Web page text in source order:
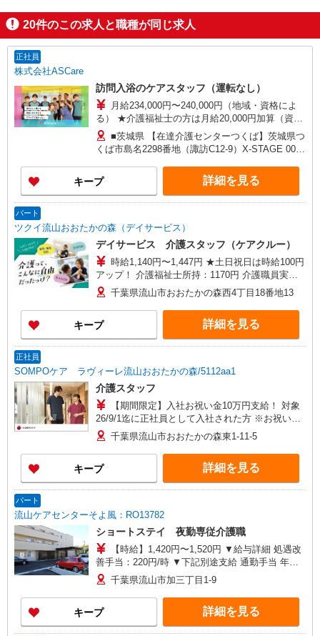
20件のこの求人と職種が同じ求人
正社員
株式会社ASCare
訪問入浴のケアスタッフ（運転なし）
月給234,000円〜240,000円（地域・資格によ
る） ★介護福祉士の方は月給20,000円加算（資格
手当） 別途交通費支給（30,000円上限／月） 別途
残業手当（月平均残業時間15時間）残業代全額支
給
■茨城県 【在達介護センターつくば】茨城県つ
くば市島名2298番地（諏訪C12-9）X-STAGE 001
山市南流山四丁目6番地15 張替ビル101号室 【在
宅介護センター東船橋】千葉県船橋市薬円台四丁
目14番地8 ソフィー田園 2階 【在宅介護センタ
介護センター市川】千葉県市川市市川南三丁目13
番地2 サンライズ鈴木102号室 ■埼玉県 【三郷営
業所】埼玉県三郷市早稲田三丁目7番1号 パーク
サイド早稲田III1階102号室
キープ 詳細を見る
パート
ツクイ流山おおたかの森（デイサービス）
デイサービス 介護スタッフ（ケアクルー）
時給1,140円〜1,447円 ★土日祝日は時給100円
アップ！ 介護福祉士所持：1170円 介護職員実務
者研修所持：1160円 ※給与幅は資格・経験等によ
る
千葉県流山市おおたかの森西4丁目18番地13
キープ 詳細を見る
正社員
SOMPOケア ラヴィーレ流山おおたかの森/5112aa1
介護スタッフ
【期間限定】入社お祝い金10万円支給！ 対象
26/9/1迄に正社員として入社された方 ※お祝い金
は入社後3か月目の給与で支給、その他詳細は面接
時にご案内します 【介護福祉士】月給285,800円
／年収例384万円〜 【実務者研修】月給256,000円
／年収例345万円〜 【初任者研修・無資格】月給
247,200円／年収例334万円〜 ※職務手当、働きが
（月平均5回分）等、毎月平均的に支払われる手当
を含む ※介護福祉士のみ、特別職務手当も含む ◎
残業時は別途時間外手当支給（超過1分〜） ◎賞
与 基本給2.08ヶ月分/年支給
千葉県流山市おおたかの森東1-11-5
キープ 詳細を見る
パート
流山ケアセンターそよ風：RO13782
ショートステイ 夜勤専従介護職
【時給】1,420円〜1,520円 ▼給与詳細 処遇改
善手当：220円/時 ▼下記別途支給 通勤手当 年末
年始手当：380円/時 寸志あり：年2回（6月・12
月） ※業績による ※処遇改善手当は試用期間中(3
ヶ月)は支給なし
千葉県流山市加三丁目1-9
キープ 詳細を見る